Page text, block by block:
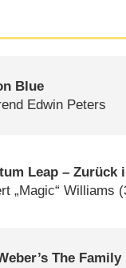
Blue
Edwin Peters
Leap – Zurück
„Magic“ Williams
The